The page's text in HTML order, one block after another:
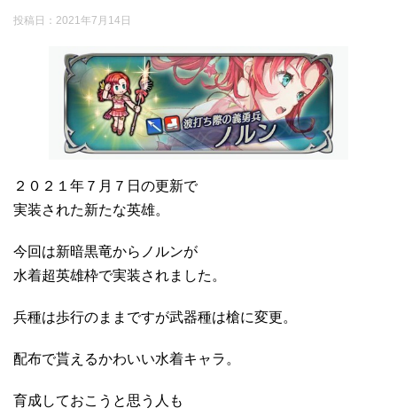
投稿日： 2021年7月14日
２０２１年７月７日の更新で
実装された新たな英雄。
今回は新暗黒竜からノルンが
水着超英雄枠で実装されました。
兵種は歩行のままですが武器種は槍に変更。
配布で貰えるかわいい水着キャラ。
育成しておこうと思う人も